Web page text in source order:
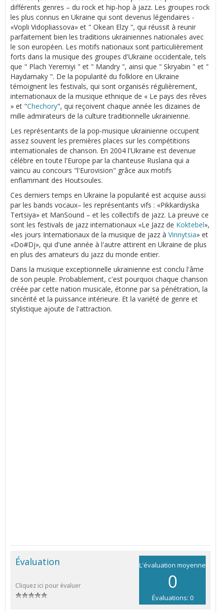
différents genres – du rock et hip-hop à jazz. Les groupes rock
les plus connus en Ukraine qui sont devenus légendaires -
«Vopli Vidopliassova» et " Okean Elzy ", qui réussit à reunir
parfaitement bien les traditions ukrainiennes nationales avec
le son européen. Les motifs nationaux sont particulièrement
forts dans la musique des groupes d'Ukraine occidentale, tels
que " Plach Yeremiyi " et " Mandry ", ainsi que " Skryabin " et "
Haydamaky ". De la popularité du folklore en Ukraine
témoignent les festivals, qui sont organisés régulièrement,
internationaux de la musique ethnique de « Le pays des rêves
» et "Chechory", qui reçoivent chaque année les dizaines de
mille admirateurs de la culture traditionnelle ukrainienne.
Les représentants de la pop-musique ukrainienne occupent
assez souvent les premières places sur les compétitions
internationales de chanson. En 2004 l'Ukraine est devenue
célébre en toute l'Europe par la chanteuse Ruslana qui a
vaincu au concours "l'Eurovision" grâce aux motifs
enflammant des Houtsoules.
Ces derniers temps en Ukraine la popularité est acquise aussi
par les bands vocaux– les représentants vifs : «Pikkardiyska
Tertsiya» et ManSound – et les collectifs de jazz. La preuve ce
sont les festivals de jazz internationaux «Le Jazz de Koktebel»,
«les jours Internationaux de la musique de jazz à Vinnytsia» et
«Do#Dj», qui d'une année à l'autre attirent en Ukraine de plus
en plus des amateurs du jazz du monde entier.
Dans la musique exceptionnelle ukrainienne est conclu l'âme
de son peuple. Probablement, c'est pourquoi chaque chanson
créée par cette nation musicale, étonne par sa pénétration, la
sincérité et la puissance intérieure. Et la variété de genre et
stylistique ajoute de l'attraction.
L'évaluation moyenne
0
Évaluations: 0
Évaluation
Cliquez ici pour évaluer